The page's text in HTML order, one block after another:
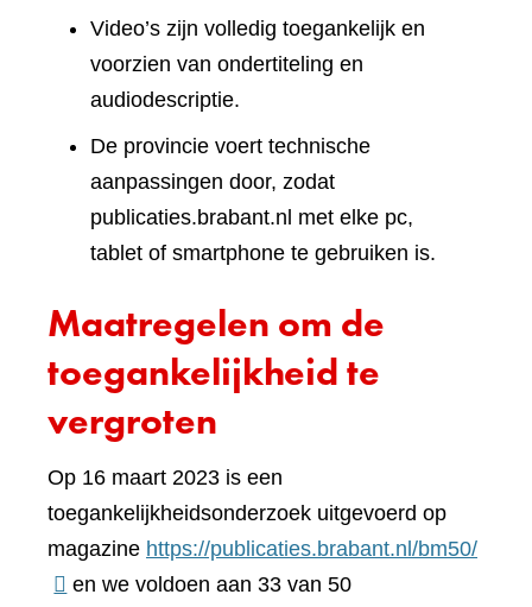
Video’s zijn volledig toegankelijk en
voorzien van ondertiteling en
audiodescriptie.
De provincie voert technische
aanpassingen door, zodat
publicaties.brabant.nl met elke pc,
tablet of smartphone te gebruiken is.
Maatregelen om de
toegankelijkheid te
vergroten
Op 16 maart 2023 is een
toegankelijkheidsonderzoek uitgevoerd op
magazine https://publicaties.brabant.nl/bm50/
en we voldoen aan 33 van 50